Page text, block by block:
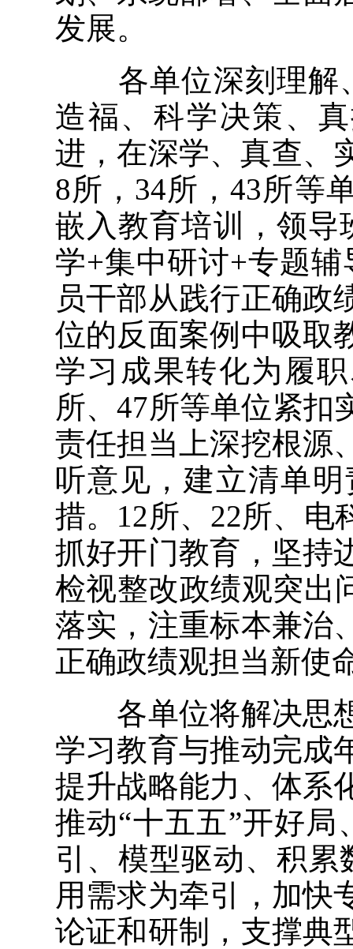
发展。
各单位深刻理解、
造福、科学决策、
进，在深学、真查、
8所，34所，43所等
嵌入教育培训，领导
学+集中研讨+专题
员干部从践行正确政
位的反面案例中吸取
学习成果转化为履
所、47所等单位紧扣
责任担当上深挖根源
听意见，建立清单
措。12所、22所、电
抓好开门教育，坚持
检视整改政绩观突出
落实，注重标本兼治
正确政绩观担当新使
各单位将解决思想
学习教育与推动完成
提升战略能力、体系
推动“十五五”开好
引、模型驱动、积累
用需求为牵引，加快
论证和研制，支撑典